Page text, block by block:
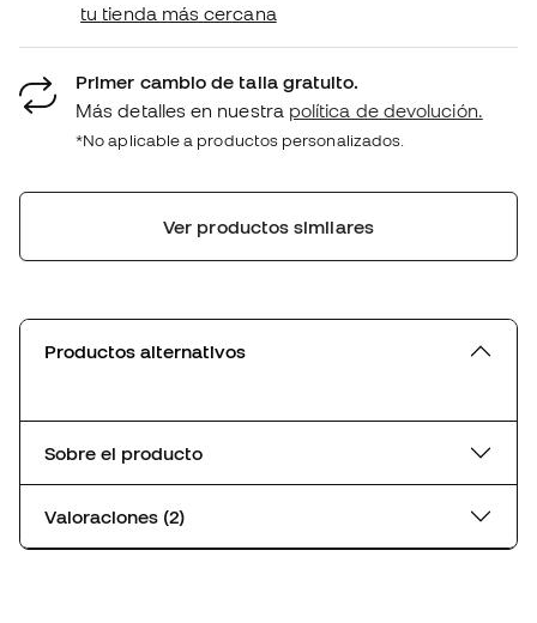
tu tienda más cercana
Primer cambio de talla gratuito.
Más detalles en nuestra política de devolución.
*No aplicable a productos personalizados.
Ver productos similares
Productos alternativos
Sobre el producto
Valoraciones (2)